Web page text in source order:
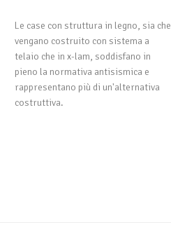
Le case con struttura in legno, sia che
vengano costruito con sistema a
telaio che in x-lam, soddisfano in
pieno la normativa antisismica e
rappresentano più di un'alternativa
costruttiva.